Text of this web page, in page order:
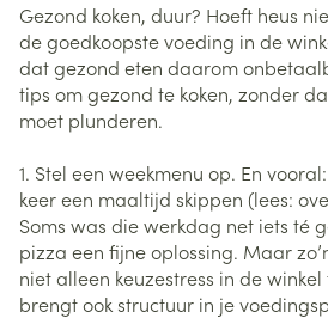
Gezond koken, duur? Hoeft heus
de goedkoopste voeding in de
dat gezond eten daarom
tips om gezond te koken, zonder
moet plunderen.
1. Stel een weekmenu op. En
keer een maaltijd skippen (lees:
Soms was die werkdag net iets té
pizza een fijne oplossing. Maar
niet alleen keuzestress in de
brengt ook structuur in je